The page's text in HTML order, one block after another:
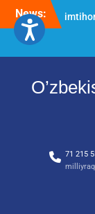
Skip
content
News:
Diqqat
71 215